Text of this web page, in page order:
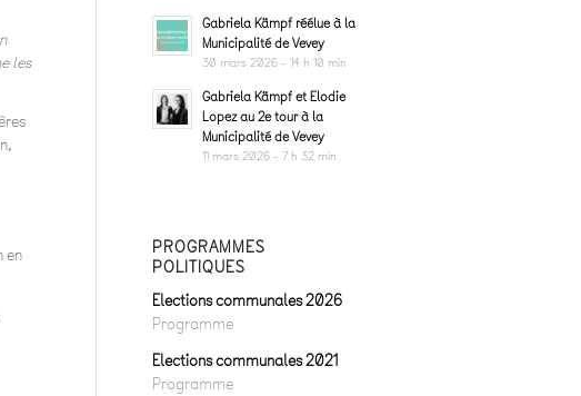
les
en
Gabriela Kämpf réélue à la
Municipalité de Vevey
30 mars 2026 - 14 h 10 min
Gabriela Kämpf et Elodie
Lopez au 2e tour à la
Municipalité de Vevey
11 mars 2026 - 7 h 32 min
PROGRAMMES
POLITIQUES
Elections communales 2026
Programme
Elections communales 2021
Programme